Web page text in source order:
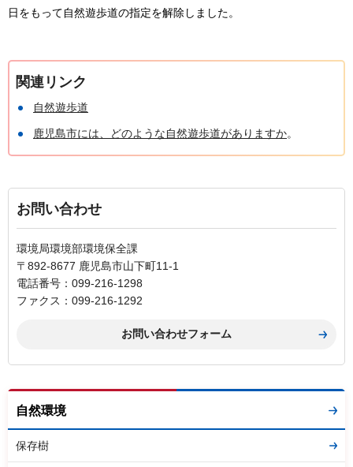
日をもって自然遊歩道の指定を解除しました。
関連リンク
自然遊歩道
鹿児島市には、どのような自然遊歩道がありますか。
お問い合わせ
環境局環境部環境保全課
〒892-8677 鹿児島市山下町11-1
電話番号：099-216-1298
ファクス：099-216-1292
自然環境
保存樹